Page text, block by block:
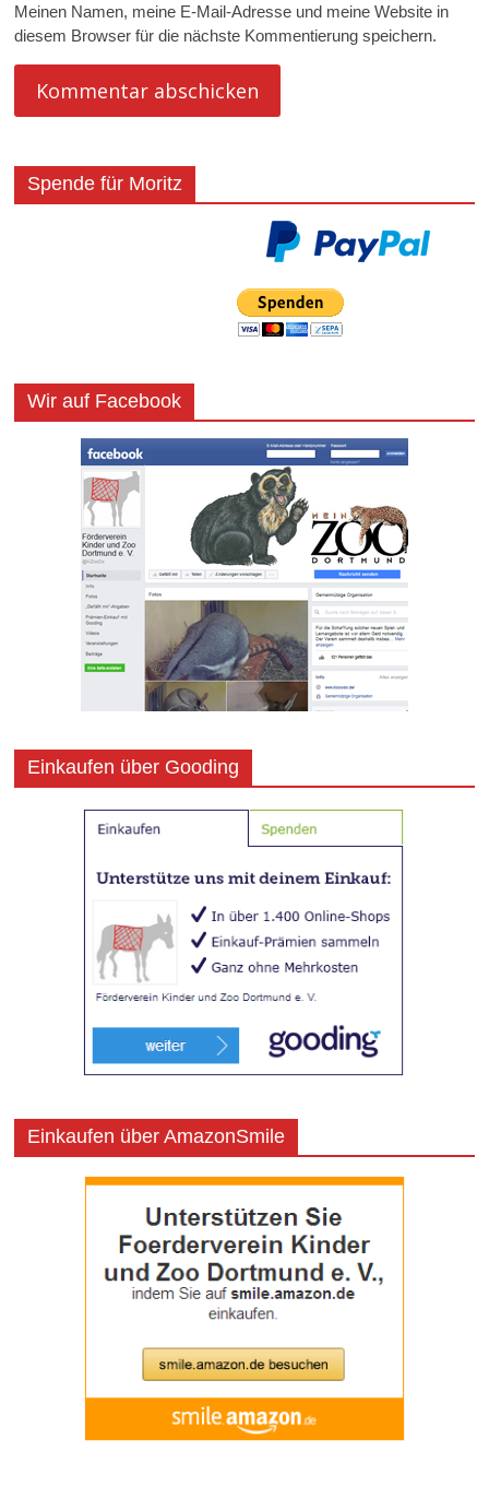
Meinen Namen, meine E-Mail-Adresse und meine Website in
diesem Browser für die nächste Kommentierung speichern.
Spende für Moritz
Wir auf Facebook
Einkaufen über Gooding
Einkaufen über AmazonSmile